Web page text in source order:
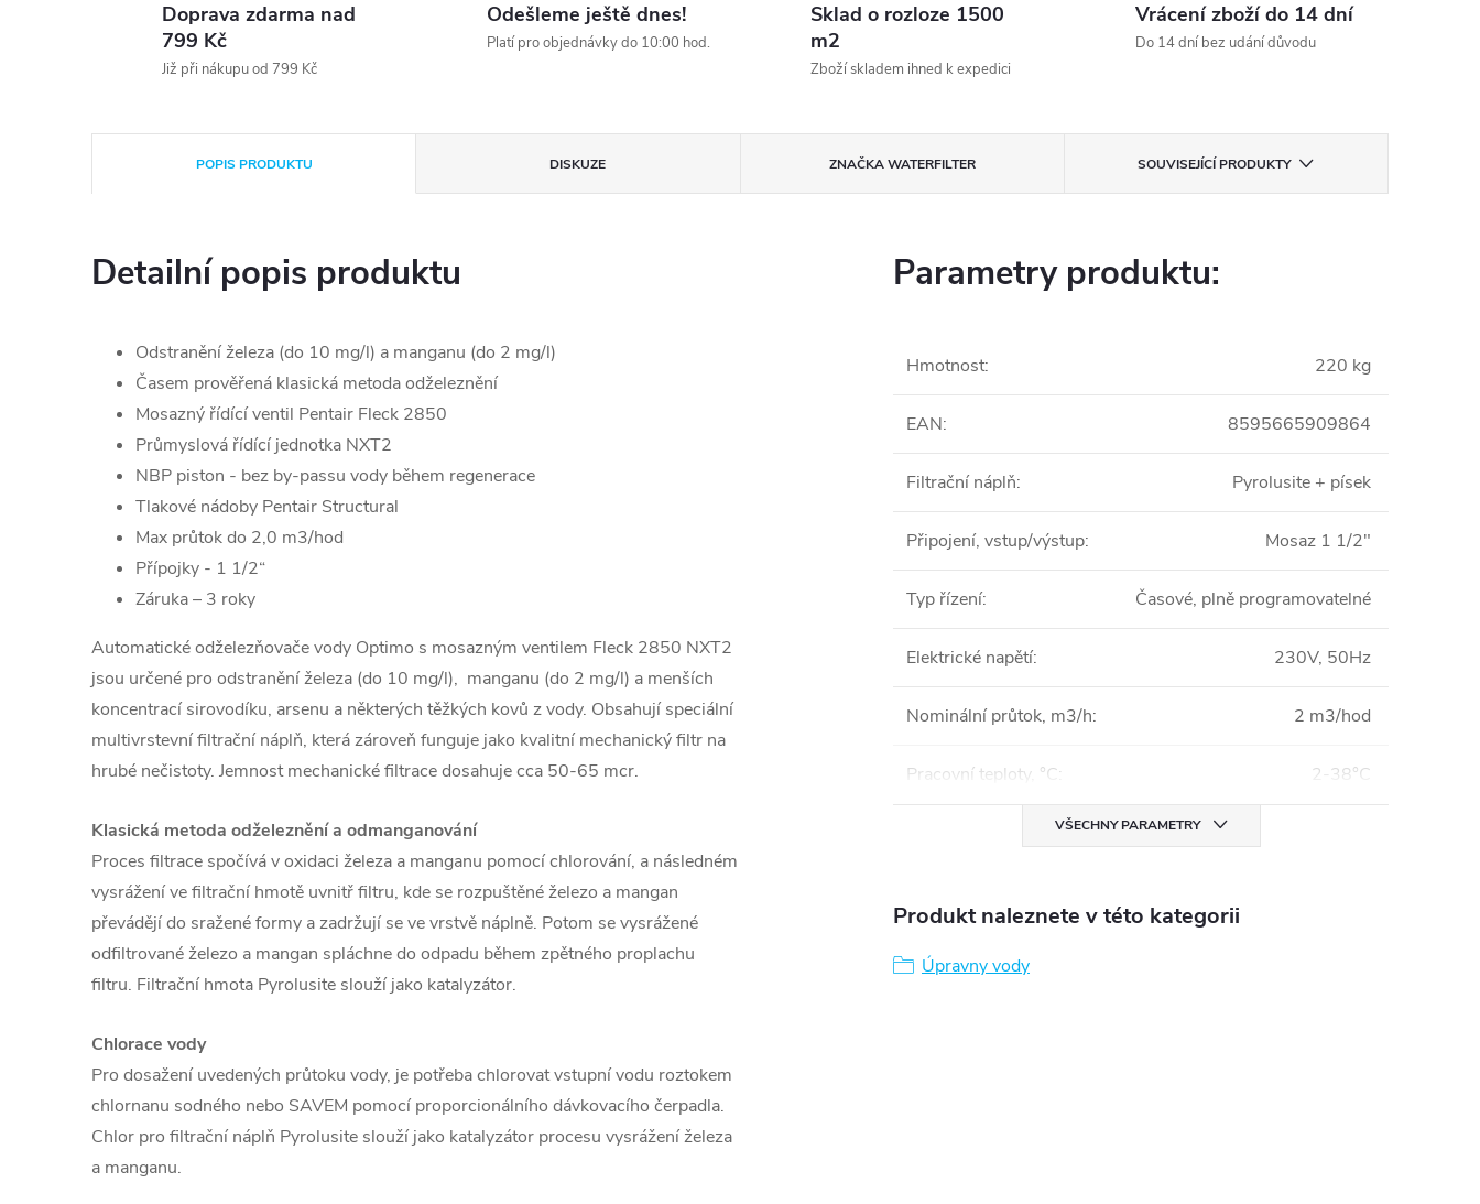
Doprava zdarma nad
799 Kč
Již při nákupu od 799 Kč
Odešleme ještě dnes!
Platí pro objednávky do 10:00 hod.
Sklad o rozloze 1500
m2
Zboží skladem ihned k expedici
Vrácení zboží do 14 dní
Do 14 dní bez udání důvodu
POPIS PRODUKTU DISKUZE ZNAČKAWATERFILTER SOUVISEJÍCÍ PRODUKTY
Detailní popis produktu
Odstranění železa (do 10 mg/l) a manganu (do 2 mg/l)
Časem prověřená klasická metoda odželeznění
Mosazný řídící ventil Pentair Fleck 2850
Průmyslová řídící jednotka NXT2
NBP piston - bez by-passu vody během regenerace
Tlakové nádoby Pentair Structural
Max průtok do 2,0 m3/hod
Přípojky - 1 1/2“
Záruka – 3 roky
Automatické odželezňovače vody Optimo s mosazným ventilem Fleck 2850 NXT2
jsou určené pro odstranění železa (do 10 mg/l), manganu (do 2 mg/l) a menších
koncentrací sirovodíku, arsenu a některých těžkých kovů z vody. Obsahují speciální
multivrstevní filtrační náplň, která zároveň funguje jako kvalitní mechanický filtr na
hrubé nečistoty. Jemnost mechanické filtrace dosahuje cca 50-65 mcr.
Klasická metoda odželeznění a odmanganování
Proces filtrace spočívá v oxidaci železa a manganu pomocí chlorování, a následném
vysrážení ve filtrační hmotě uvnitř filtru, kde se rozpuštěné železo a mangan
převádějí do sražené formy a zadržují se ve vrstvě náplně. Potom se vysrážené
odfiltrované železo a mangan spláchne do odpadu během zpětného proplachu
filtru. Filtrační hmota Pyrolusite slouží jako katalyzátor.
Chlorace vody
Pro dosažení uvedených průtoku vody, je potřeba chlorovat vstupní vodu roztokem
chlornanu sodného nebo SAVEM pomocí proporcionálního dávkovacího čerpadla.
Chlor pro filtrační náplň Pyrolusite slouží jako katalyzátor procesu vysrážení železa
a manganu.
Parametry produktu:
Hmotnost: 220 kg
EAN: 8595665909864
Filtrační náplň: Pyrolusite + písek
Připojení, vstup/výstup: Mosaz 1 1/2"
Typ řízení: Časové, plně programovatelné
Elektrické napětí: 230V, 50Hz
Nominální průtok, m3/h: 2 m3/hod
Pracovní teploty, °C: 2-38°C
VŠECHNY PARAMETRY
Produkt naleznete v této kategorii
Úpravny vody